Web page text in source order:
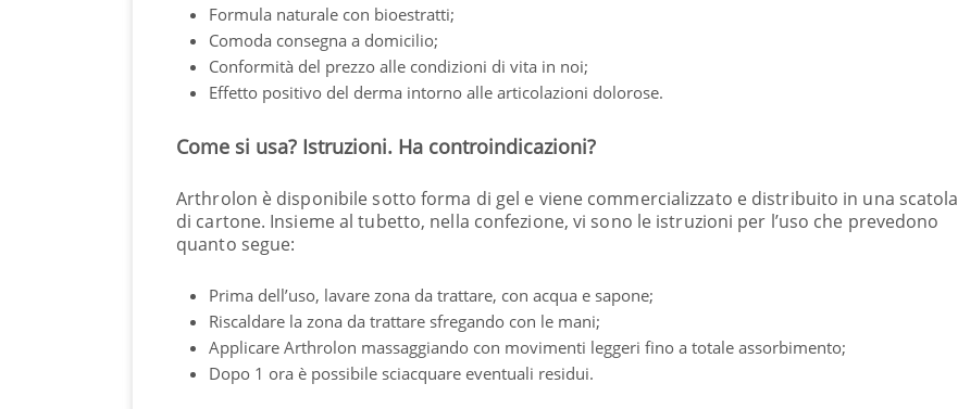
Formula naturale con bioestratti;
Comoda consegna a domicilio;
Conformità del prezzo alle condizioni di vita in noi;
Effetto positivo del derma intorno alle articolazioni dolorose.
Come si usa? Istruzioni. Ha controindicazioni?
Arthrolon è disponibile sotto forma di gel e viene commercializzato e distribuito in una scatola
di cartone. Insieme al tubetto, nella confezione, vi sono le istruzioni per l’uso che prevedono
quanto segue:
Prima dell’uso, lavare zona da trattare, con acqua e sapone;
Riscaldare la zona da trattare sfregando con le mani;
Applicare Arthrolon massaggiando con movimenti leggeri fino a totale assorbimento;
Dopo 1 ora è possibile sciacquare eventuali residui.